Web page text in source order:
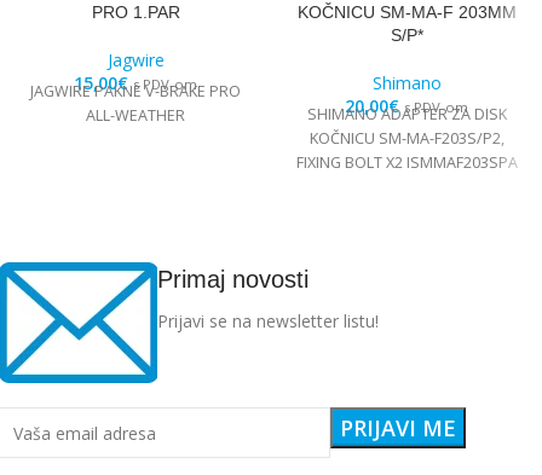
PRO 1.PAR
Jagwire
15,00€ s PDV-om
JAGWIRE PAKNE V-BRAKE PRO
ALL-WEATHER
KOČNICU SM-MA-F 203MM
S/P*
Shimano
20,00€ s PDV-om
SHIMANO ADAPTER ZA DISK
KOČNICU SM-MA-F203S/P2,
FIXING BOLT X2 ISMMAF203SPA
Primaj novosti
Prijavi se na newsletter listu!